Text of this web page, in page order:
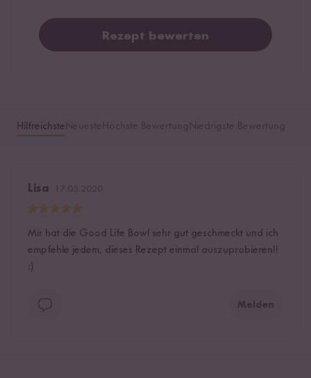
Rezept bewerten
Hilfreichste
Lisa
Mir hat die Good Life Bowl sehr gut geschmeckt und ich
empfehle jedem, dieses Rezept einmal auszuprobieren!!
:)
Melden